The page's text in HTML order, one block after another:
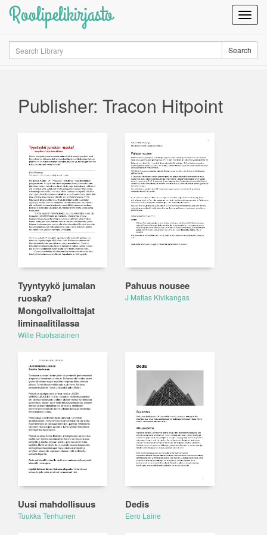
Roolipelikirjasto
Search Search
Publisher: Tracon Hitpoint
Tyyntyykö jumalan
ruoska?
Mongolivalloittajat
liminaalitilassa
Wille Ruotsalainen
Pahuus nousee
J Matias Kivikangas
Uusi mahdollisuus
Tuukka Tenhunen
Dedis
Eero Laine